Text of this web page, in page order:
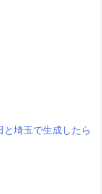
埼玉で生成したら